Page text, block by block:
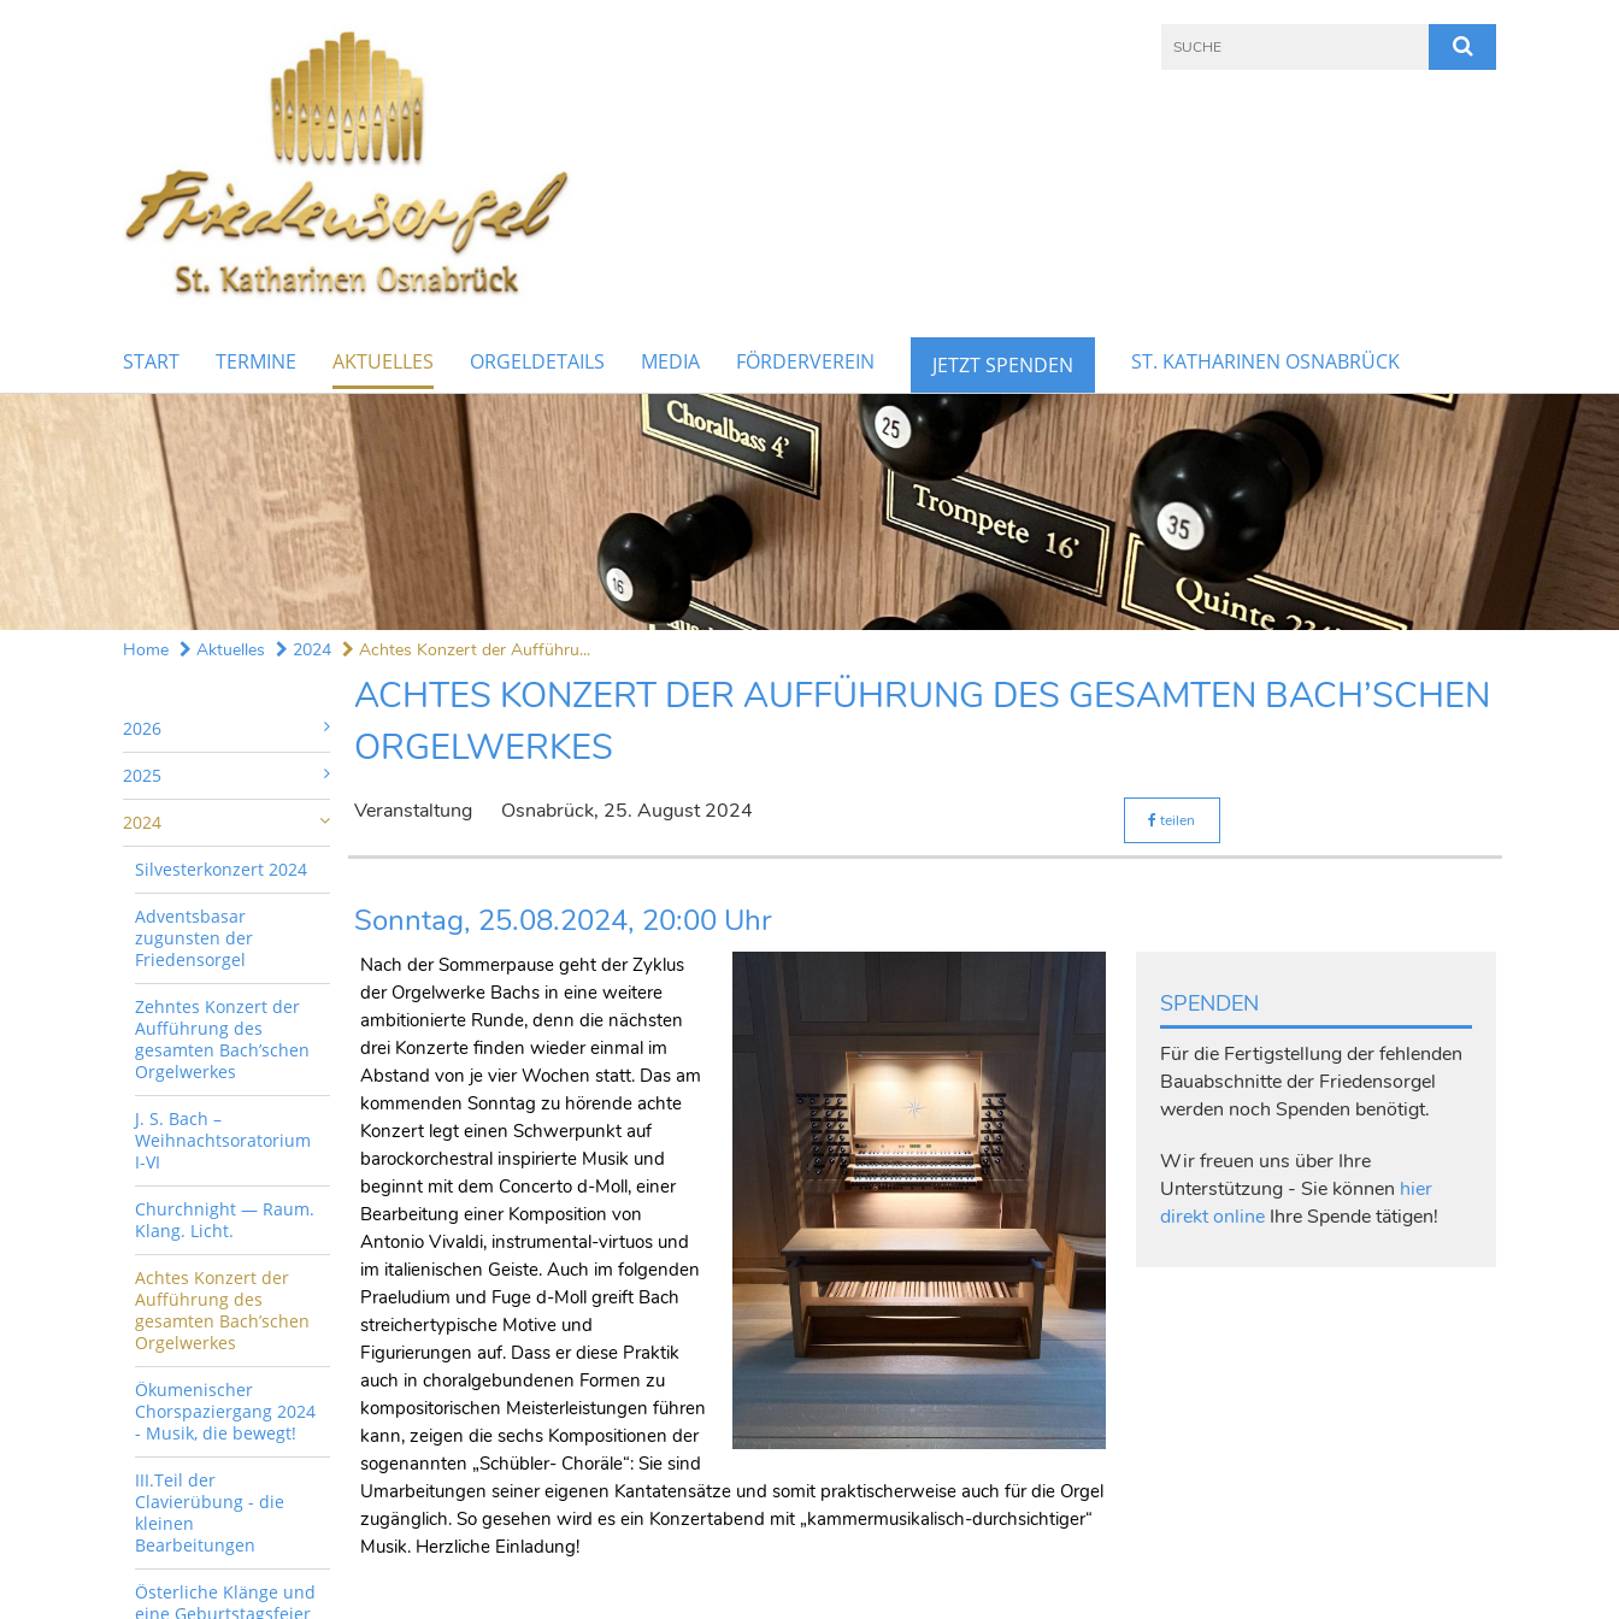
START TERMINE AKTUELLES ORGELDETAILS MEDIA FÖRDERVEREIN JETZT SPENDEN ST. KATHARINEN OSNABRÜCK
Home Aktuelles 2024 Achtes Konzert der Aufführu...
2026
2025
2024
Silvesterkonzert 2024
Adventsbasar
zugunsten der
Friedensorgel
Zehntes Konzert der
Aufführung des
gesamten Bach’schen
Orgelwerkes
J. S. Bach –
Weihnachtsoratorium
I-VI
Churchnight — Raum.
Klang. Licht.
Achtes Konzert der
Aufführung des
gesamten Bach’schen
Orgelwerkes
Ökumenischer
Chorspaziergang 2024
- Musik, die bewegt!
III.Teil der
Clavierübung - die
kleinen
Bearbeitungen
Österliche Klänge und
eine Geburtstagsfeier
ACHTES KONZERT DER AUFFÜHRUNG DES GESAMTEN BACH’SCHEN
ORGELWERKES
Veranstaltung Osnabrück, 25. August 2024 teilen
Sonntag, 25.08.2024, 20:00 Uhr
Nach der Sommerpause geht der Zyklus
der Orgelwerke Bachs in eine weitere
ambitionierte Runde, denn die nächsten
drei Konzerte finden wieder einmal im
Abstand von je vier Wochen statt. Das am
kommenden Sonntag zu hörende achte
Konzert legt einen Schwerpunkt auf
barockorchestral inspirierte Musik und
beginnt mit dem Concerto d-Moll, einer
Bearbeitung einer Komposition von
Antonio Vivaldi, instrumental-virtuos und
im italienischen Geiste. Auch im folgenden
Praeludium und Fuge d-Moll greift Bach
streichertypische Motive und
Figurierungen auf. Dass er diese Praktik
auch in choralgebundenen Formen zu
kompositorischen Meisterleistungen führen
kann, zeigen die sechs Kompositionen der
sogenannten „Schübler- Choräle“: Sie sind
Umarbeitungen seiner eigenen Kantatensätze und somit praktischerweise auch für die Orgel
zugänglich. So gesehen wird es ein Konzertabend mit „kammermusikalisch-durchsichtiger“
Musik. Herzliche Einladung!
SPENDEN
Für die Fertigstellung der fehlenden
Bauabschnitte der Friedensorgel
werden noch Spenden benötigt.
Wir freuen uns über Ihre
Unterstützung - Sie können hier
direkt onlineIhre Spende tätigen!